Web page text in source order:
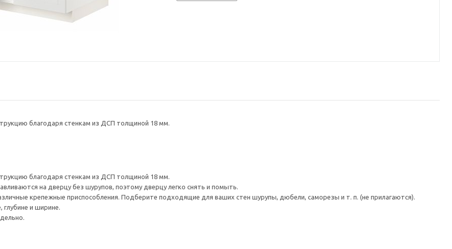
благодаря стенкам из ДСП толщиной 18 мм.
благодаря стенкам из ДСП толщиной 18 мм.
на дверцу без шурупов, поэтому дверцу легко снять и помыть.
крепежные приспособления. Подберите подходящие для ваших стен шурупы, дюбели, саморезы и т. п. (не прилагаются).
глубине и ширине.